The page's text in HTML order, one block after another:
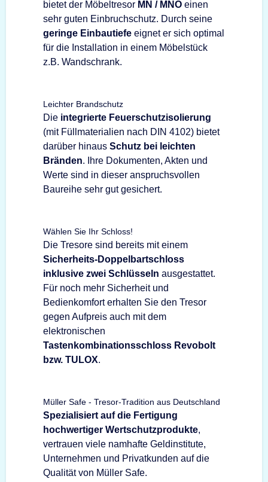
bietet der Möbeltresor MN / MNO einen
sehr guten Einbruchschutz. Durch seine
geringe Einbautiefe eignet er sich optimal
für die Installation in einem Möbelstück
z.B. Wandschrank.
Leichter Brandschutz
Die integrierte Feuerschutzisolierung
(mit Füllmaterialien nach DIN 4102) bietet
darüber hinaus Schutz bei leichten
Bränden. Ihre Dokumenten, Akten und
Werte sind in dieser anspruchsvollen
Baureihe sehr gut gesichert.
Wählen Sie Ihr Schloss!
Die Tresore sind bereits mit einem
Sicherheits-Doppelbartschloss
inklusive zwei Schlüsseln ausgestattet.
Für noch mehr Sicherheit und
Bedienkomfort erhalten Sie den Tresor
gegen Aufpreis auch mit dem
elektronischen
Tastenkombinationsschloss Revobolt
bzw. TULOX.
Müller Safe - Tresor-Tradition aus Deutschland
Spezialisiert auf die Fertigung
hochwertiger Wertschutzprodukte,
vertrauen viele namhafte Geldinstitute,
Unternehmen und Privatkunden auf die
Qualität von Müller Safe.